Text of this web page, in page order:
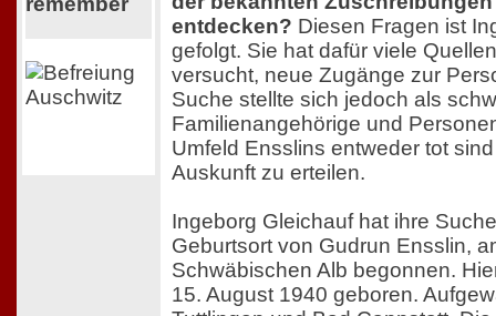
entdecken? Diesen Fragen ist
gefolgt. Sie hat dafür viele
versucht, neue Zugänge zur
Suche stellte sich jedoch als
Familienangehörige und
Umfeld Ensslins entweder tot
Auskunft zu erteilen.
Ingeborg Gleichauf hat ihre
Geburtsort von Gudrun Ensslin,
Schwäbischen Alb begonnen.
15. August 1940 geboren.